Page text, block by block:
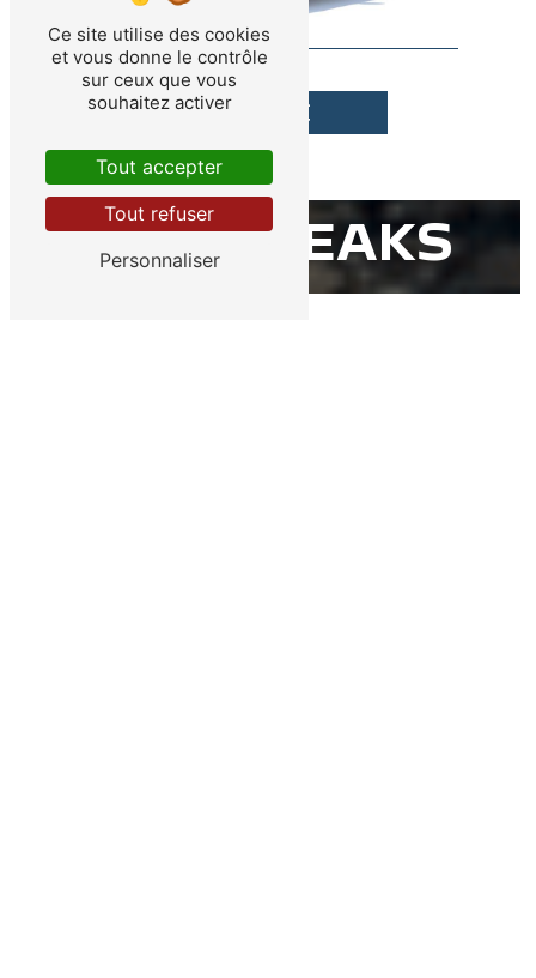
2008
31150
€
NOS BREAKS
Ce site utilise des cookies
et vous donne le contrôle
sur ceux que vous
souhaitez activer
Tout accepter
Tout refuser
Personnaliser